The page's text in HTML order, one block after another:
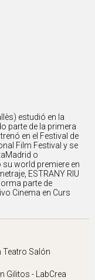
estudió en la
parte de la primera
en el Festival de
Film Festival y se
o
su world premiere en
ESTRANY RIU
parte de
Cinema en Curs
Teatro Salón
Gilitos - LabCrea